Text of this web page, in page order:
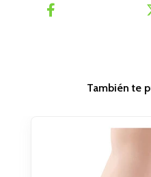
También te